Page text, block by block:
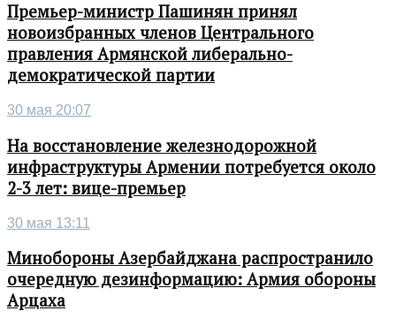
Премьер-министр Пашинян принял
новоизбранных членов Центрального
правления Армянской либерально-
демократической партии
30 мая 20:07
На восстановление железнодорожной
инфраструктуры Армении потребуется около
2-3 лет: вице-премьер
30 мая 13:11
Минобороны Азербайджана распространило
очередную дезинформацию: Армия обороны
Арцаха